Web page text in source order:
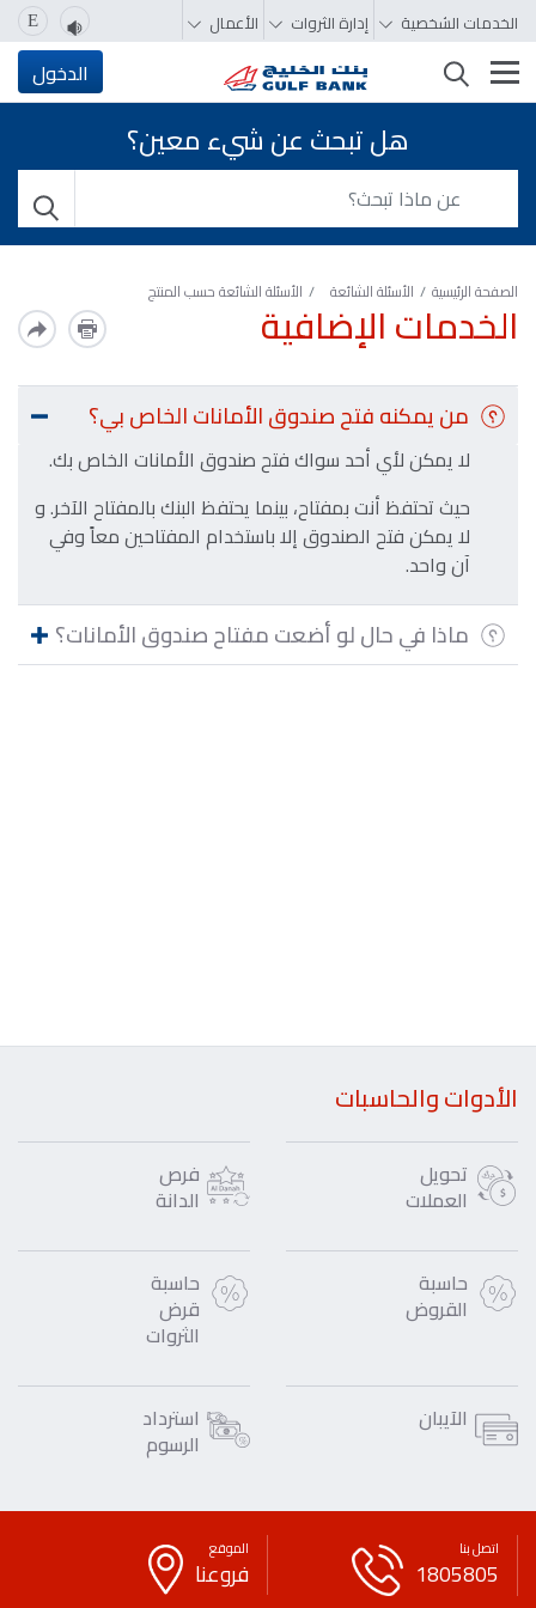
الخدمات الشخصية إدارة الثروات الأعمال E
تغيير التصفّح الدخول
هل تبحث عن شيء معين؟
الصفحة الرئيسية الأسئلة الشائعة الأسئلة الشائعة حسب المنتج
الخدمات الإضافية
من يمكنه فتح صندوق الأمانات الخاص بي؟
لا يمكن لأي أحد سواك فتح صندوق الأمانات الخاص بك.
حيث تحتفظ أنت بمفتاح، بينما يحتفظ البنك بالمفتاح الآخر. و
لا يمكن فتح الصندوق إلا باستخدام المفتاحين معاً وفي
آن واحد.
ماذا في حال لو أضعت مفتاح صندوق الأمانات؟
الأدوات والحاسبات
تحويل
العملات
فرص
الدانة
حاسبة
القروض
حاسبة
قرض
الثروات
الآيبان استرداد
الرسوم
اتصل بنا
1805805
الموقع
فروعنا